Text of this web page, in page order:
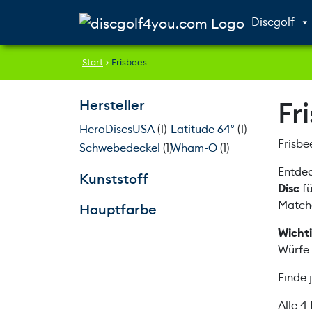
Discgolf
Start> Frisbees
Disc
Finde
Alle 4
Hersteller
HeroDiscsUSA(1) Latitude 64° (1)
Schwebedeckel (1)Wham-O(1)
Kunststoff
Hauptfarbe